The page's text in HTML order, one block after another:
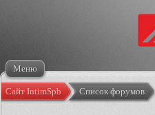
Меню
Сайт IntimSpb Список форумов